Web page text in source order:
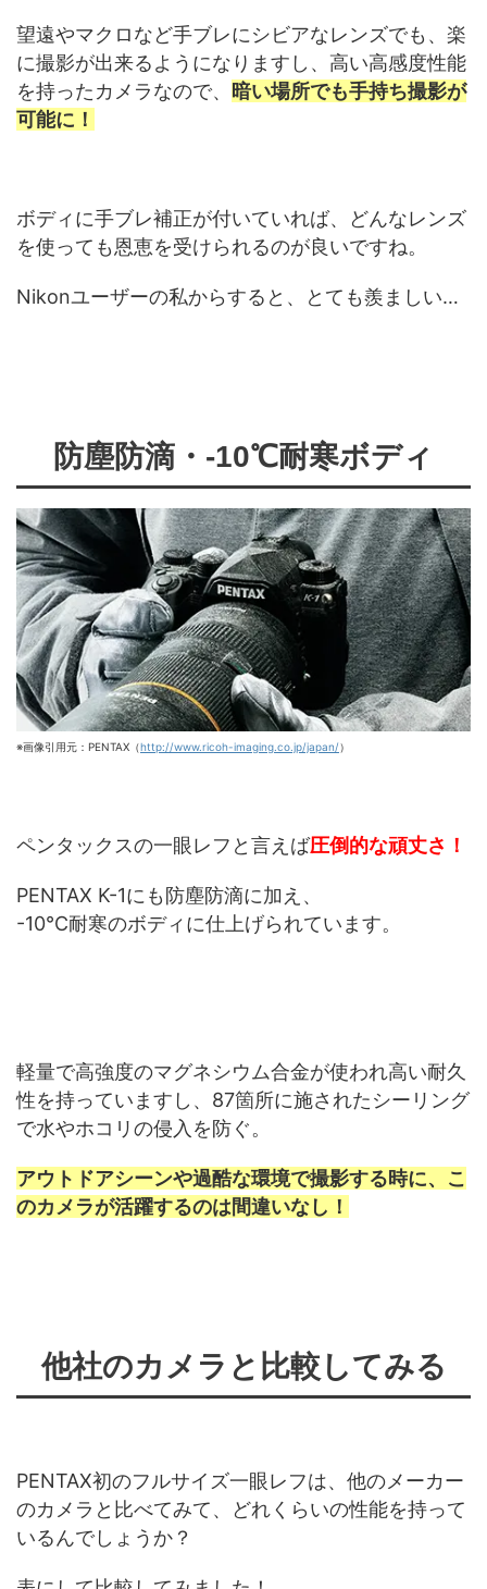
望遠やマクロなど手ブレにシビアなレンズでも、楽
に撮影が出来るようになりますし、高い高感度性能
を持ったカメラなので、 暗い場所でも手持ち撮影が
可能に！
ボディに手ブレ補正が付いていれば、どんなレンズ
を使っても恩恵を受けられるのが良いですね。
Nikonユーザーの私からすると、とても羨ましい…
防塵防滴・-10℃耐寒ボディ
※画像引用元：PENTAX（http://www.ricoh-imaging.co.jp/japan/）
ペンタックスの一眼レフと言えば圧倒的な頑丈さ！
PENTAX K-1にも防塵防滴に加え、
-10℃耐寒のボディに仕上げられています。
軽量で高強度のマグネシウム合金が使われ高い耐久
性を持っていますし、87箇所に施されたシーリング
で水やホコリの侵入を防ぐ。
アウトドアシーンや過酷な環境で撮影する時に、こ
のカメラが活躍するのは間違いなし！
他社のカメラと比較してみる
PENTAX初のフルサイズ一眼レフは、他のメーカー
のカメラと比べてみて、どれくらいの性能を持って
いるんでしょうか？